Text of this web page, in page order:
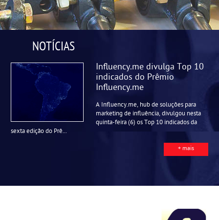
NOTÍCIAS
Influency.me divulga Top 10
indicados do Prêmio
Influency.me
A Influency.me, hub de soluções para
marketing de influência, divulgou nesta
quinta-feira (6) os Top 10 indicados da
sexta edição do Prê...
+ mais